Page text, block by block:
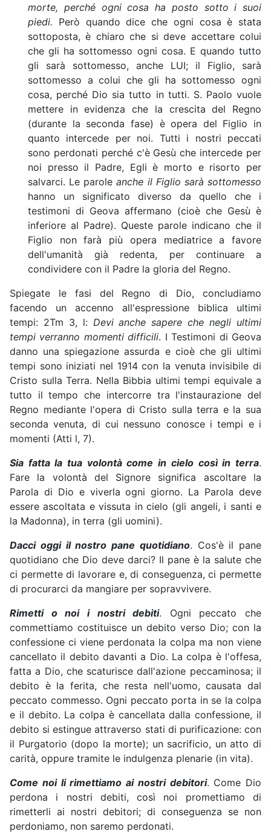
morte, perché ogni cosa ha posto sotto i suoi
piedi. Però quando dice che ogni cosa è stata
sottoposta, è chiaro che si deve accettare colui
che gli ha sottomesso ogni cosa. E quando tutto
gli sarà sottomesso, anche LUI; il Figlio, sarà
sottomesso a colui che gli ha sottomesso ogni
cosa, perché Dio sia tutto in tutti. S. Paolo vuole
mettere in evidenza che la crescita del Regno
(durante la seconda fase) è opera del Figlio in
quanto intercede per noi. Tutti i nostri peccati
sono perdonati perché c'è Gesù che intercede per
noi presso il Padre, Egli è morto e risorto per
salvarci. Le paroleanche il Figlio sarà sottomesso
hanno un significato diverso da quello che i
testimoni di Geova affermano (cioè che Gesù è
inferiore al Padre). Queste parole indicano che il
Figlio non farà più opera mediatrice a favore
dell'umanità già redenta, per continuare a
condividere con il Padre la gloria del Regno.
Spiegate le fasi del Regno di Dio, concludiamo
facendo un accenno all'espressione biblica ultimi
tempi: 2Tm 3, l: Devi anche sapere che negli ultimi
tempi verranno momenti difficili. I Testimoni di Geova
danno una spiegazione assurda e cioè che gli ultimi
tempi sono iniziati nel 1914 con la venuta invisibile di
Cristo sulla Terra. Nella Bibbia ultimi tempi equivale a
tutto il tempo che intercorre tra l'instaurazione del
Regno mediante l'opera di Cristo sulla terra e la sua
seconda venuta, di cui nessuno conosce i tempi e i
momenti (Atti l, 7).
Sia fatta la tua volontà come in cielo così in terra.
Fare la volontà del Signore significa ascoltare la
Parola di Dio e viverla ogni giorno. La Parola deve
essere ascoltata e vissuta in cielo (gli angeli, i santi e
la Madonna), in terra (gli uomini).
Dacci oggi il nostro pane quotidiano. Cos'è il pane
quotidiano che Dio deve darci? Il pane è la salute che
ci permette di lavorare e, di conseguenza, ci permette
di procurarci da mangiare per sopravvivere.
Rimetti o noi i nostri debiti. Ogni peccato che
commettiamo costituisce un debito verso Dio; con la
confessione ci viene perdonata la colpa ma non viene
cancellato il debito davanti a Dio. La colpa è l'offesa,
fatta a Dio, che scaturisce dall'azione peccaminosa; il
debito è la ferita, che resta nell'uomo, causata dal
peccato commesso. Ogni peccato porta in se la colpa
e il debito. La colpa è cancellata dalla confessione, il
debito si estingue attraverso stati di purificazione: con
il Purgatorio (dopo la morte); un sacrificio, un atto di
carità, oppure tramite le indulgenza plenarie (in vita).
Come noi li rimettiamo ai nostri debitori. Come Dio
perdona i nostri debiti, così noi promettiamo di
rimetterli ai nostri debitori; di conseguenza se non
perdoniamo, non saremo perdonati.